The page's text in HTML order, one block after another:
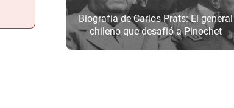
Biografía de Carlos Prats: El general
chileno que desafió a Pinochet